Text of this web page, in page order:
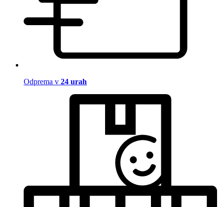
Odprema v 24 urah